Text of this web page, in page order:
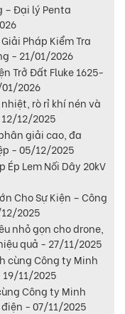
– Đại lý Penta
Pháp Kiểm Tra
- 21/01/2026
Trở Đất Fluke 1625-
2026
rò rỉ khí nén và
12/2025
giải cao, đa
- 05/12/2025
Ép Lem Nối Dây 20kV
Cho Sự Kiện – Công
2025
nhỏ gọn cho drone,
quả - 27/11/2025
cùng Công ty Minh
11/2025
Công ty Minh
- 07/11/2025